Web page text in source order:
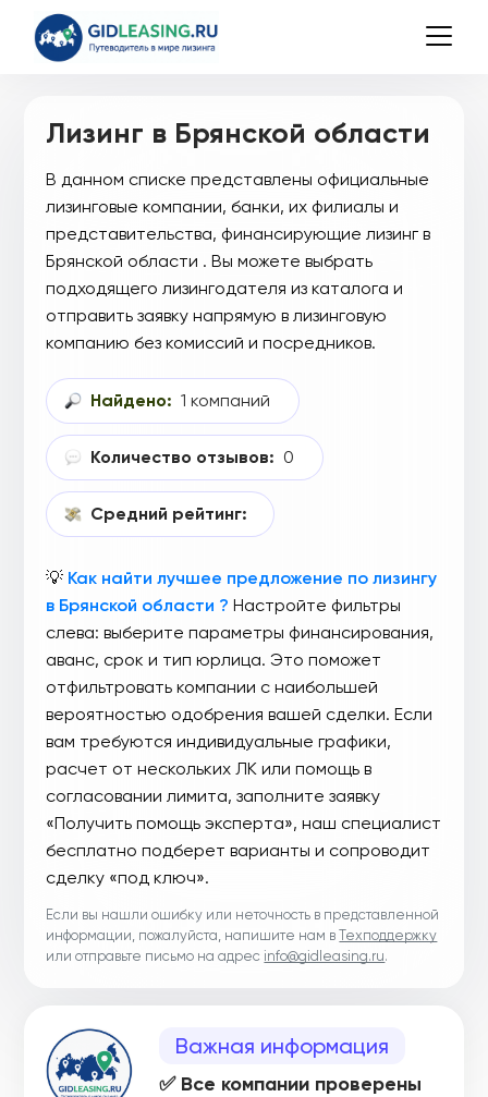
Лизинг в Брянской области
В данном списке представлены официальные
лизинговые компании, банки, их филиалы и
представительства, финансирующие лизинг в
Брянской области . Вы можете выбрать
подходящего лизингодателя из каталога и
отправить заявку напрямую в лизинговую
компанию без комиссий и посредников.
Найдено: 1 компаний
Количество отзывов: 0
Средний рейтинг:
💡 Как найти лучшее предложение по лизингу
в Брянской области ? Настройте фильтры
слева: выберите параметры финансирования,
аванс, срок и тип юрлица. Это поможет
отфильтровать компании с наибольшей
вероятностью одобрения вашей сделки. Если
вам требуются индивидуальные графики,
расчет от нескольких ЛК или помощь в
согласовании лимита, заполните заявку
«Получить помощь эксперта», наш специалист
бесплатно подберет варианты и сопроводит
сделку «под ключ».
Если вы нашли ошибку или неточность в представленной
информации, пожалуйста, напишите нам вТехподдержку
или отправьте письмо на адрес info@gidleasing.ru.
Важная информация
✅ Все компании проверены